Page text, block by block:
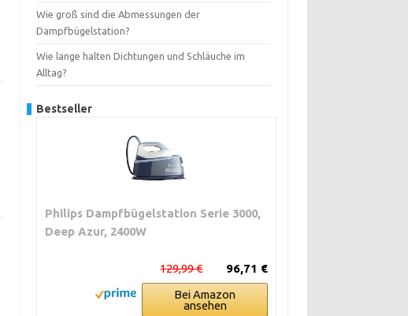
Wie groß sind die Abmessungen der
Dampfbügelstation?
Wie lange halten Dichtungen und Schläuche im
Alltag?
Bestseller
Philips Dampfbügelstation Serie 3000,
Deep Azur, 2400W
96,71 €
129,99 €
Bei Amazon
ansehen